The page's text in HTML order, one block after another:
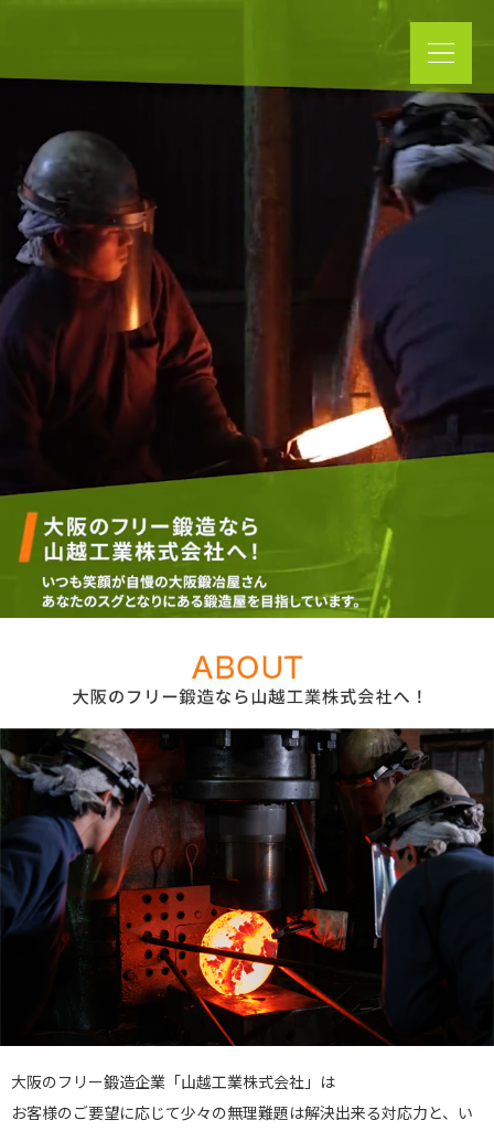
大阪のフリー鍛造企業「山越工業株式会社」は
お客様のご要望に応じて少々の無理難題は解決出来る対応力と、い